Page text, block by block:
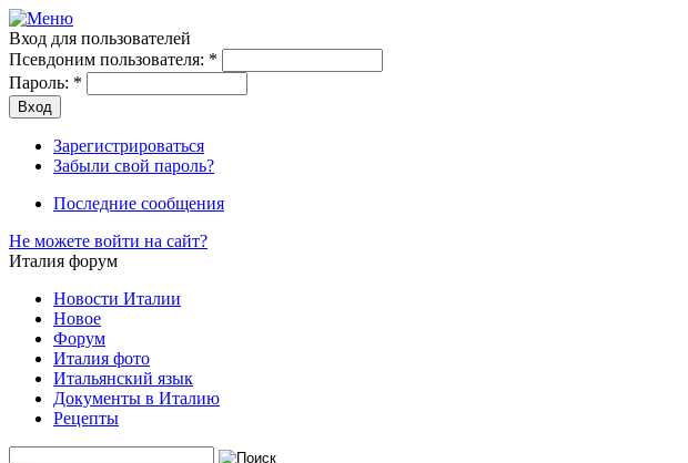
Вход для пользователей
Псевдоним пользователя: *
Пароль: *
Зарегистрироваться
Забыли свой пароль?
Последние сообщения
Не можете войти на сайт?
Италия форум
Новости Италии
Новое
Форум
Италия фото
Итальянский язык
Документы в Италию
Рецепты